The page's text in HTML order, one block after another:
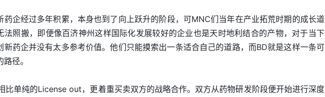
药企经过多年积累，本身也到了向上跃升的阶段，可MNC们当年在产业拓荒时期的成长道
法照搬，即便像百济神州这样国际化发展较好的企业也是天时地利结合的产物，对于当下
新药企并没有太多参考价值。他们只能摸索出一条适合自己的道路，而BD就是这样一条可
径。
比单纯的License out，更着重买卖双方的战略合作。双方从药物研发阶段便开始进行深度